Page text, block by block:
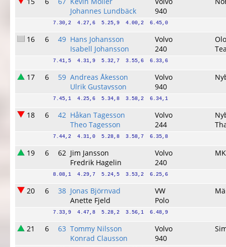
Johannes Lundbäck
940
7.30,2  4.27,6  5.25,9  4.00,2  6.45,0
16 6 49 Hans Johansson
Isabell Johansson
Volvo
240
7.41,5  4.31,9  5.32,7  3.55,6  6.33,6
17 6 59 Andreas Åkesson
Ulrik Gustavsson
Volvo
940
7.45,1  4.25,6  5.34,8  3.58,2  6.34,1
18 6 42 Håkan Tagesson
Theo Tagesson
Volvo
244
7.44,2  4.31,0  5.28,8  3.58,7  6.35,8
19 6 62 Jim Jansson
Fredrik Hagelin
Volvo
240
8.08,1  4.29,7  5.24,5  3.53,2  6.25,6
20 6 38 Jonas Björnvad
Anette Fjeld
VW
Polo
7.33,9  4.47,8  5.28,2  3.56,1  6.48,9
21 6 63 Tommy Nilsson
Konrad Clausson
Volvo
940